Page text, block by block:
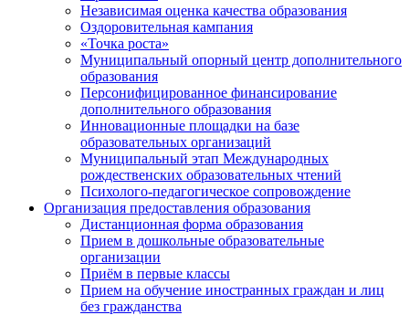
Независимая оценка качества образования
Оздоровительная кампания
«Точка роста»
Муниципальный опорный центр дополнительного
образования
Персонифицированное финансирование
дополнительного образования
Инновационные площадки на базе
образовательных организаций
Муниципальный этап Международных
рождественских образовательных чтений
Психолого-педагогическое сопровождение
Организация предоставления образования
Дистанционная форма образования
Прием в дошкольные образовательные
организации
Приём в первые классы
Прием на обучение иностранных граждан и лиц
без гражданства